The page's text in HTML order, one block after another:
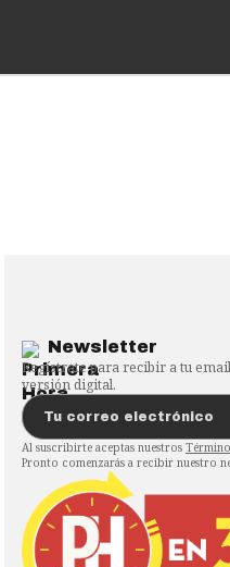
Newsletter
Regístrate para recibir a tu
versión digital.
Al suscribirte aceptas nuestros
Pronto comenzarás a recibir nuestro